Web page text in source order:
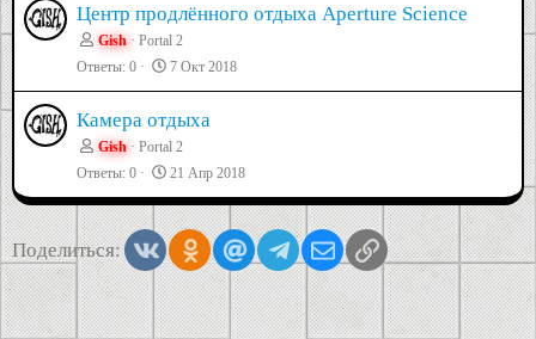
Центр продлённого отдыха Aperture Science
Gish
Portal 2
Ответы 0 7 Окт 2018
Камера отдыха
Gish
Portal 2
Ответы 0 21 Апр 2018
Поделиться: VkontakteOdnoklassniki
Mail.ruTelegramЭлектронная почта
Ссылка